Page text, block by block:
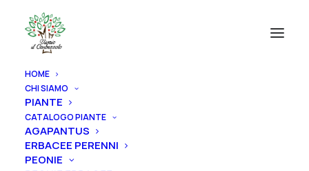
HOME
CHI SIAMO
PIANTE
CATALOGO PIANTE
AGAPANTUS
ERBACEE PERENNI
PEONIE